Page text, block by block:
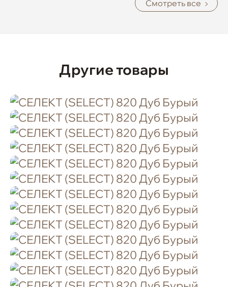
Смотреть все
Другие товары